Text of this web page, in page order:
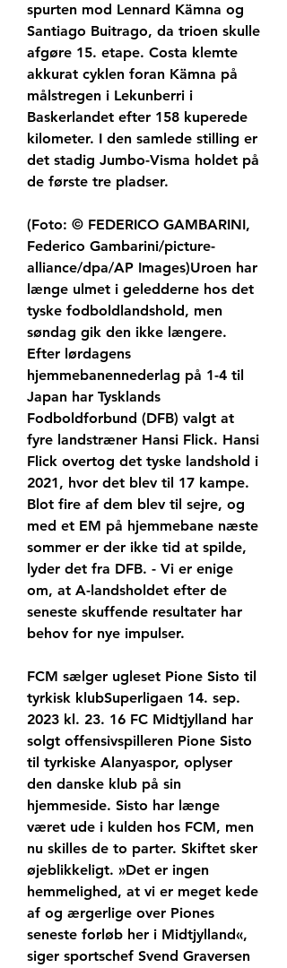
spurten mod Lennard Kämna og
Santiago Buitrago, da trioen skulle
afgøre 15. etape. Costa klemte
akkurat cyklen foran Kämna på
målstregen i Lekunberri i
Baskerlandet efter 158 kuperede
kilometer. I den samlede stilling er
det stadig Jumbo-Visma holdet på
de første tre pladser.
(Foto: © FEDERICO GAMBARINI,
Federico Gambarini/picture-
alliance/dpa/AP Images)Uroen har
længe ulmet i geledderne hos det
tyske fodboldlandshold, men
søndag gik den ikke længere.
Efter lørdagens
hjemmebanennederlag på 1-4 til
Japan har Tysklands
Fodboldforbund (DFB) valgt at
fyre landstræner Hansi Flick. Hansi
Flick overtog det tyske landshold i
2021, hvor det blev til 17 kampe.
Blot fire af dem blev til sejre, og
med et EM på hjemmebane næste
sommer er der ikke tid at spilde,
lyder det fra DFB. - Vi er enige
om, at A-landsholdet efter de
seneste skuffende resultater har
behov for nye impulser.
FCM sælger ugleset Pione Sisto til
tyrkisk klubSuperligaen 14. sep.
2023 kl. 23. 16 FC Midtjylland har
solgt offensivspilleren Pione Sisto
til tyrkiske Alanyaspor, oplyser
den danske klub på sin
hjemmeside. Sisto har længe
været ude i kulden hos FCM, men
nu skilles de to parter. Skiftet sker
øjeblikkeligt. »Det er ingen
hemmelighed, at vi er meget kede
af og ærgerlige over Piones
seneste forløb her i Midtjylland«,
siger sportschef Svend Graversen